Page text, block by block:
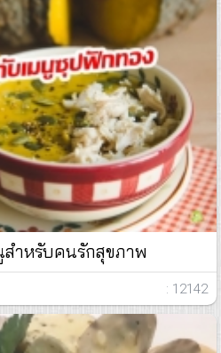
ำหรับคนรักสุขภาพ
: 12142